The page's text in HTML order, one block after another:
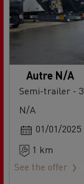
Autre N/A
Semi-trailer - 3
N/A
01/01/2025
1 km
See the offer